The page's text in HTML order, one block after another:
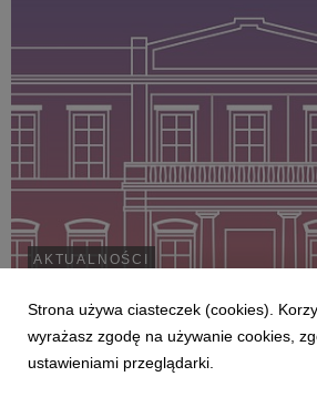
AKTUALNOŚCI
31 stycznia 2019
Po blisko półtorarocznych pracach
Mazowiecki Instytut Kultury wrócił
Strona używa ciasteczek (cookies).
wyrażasz zgodę na używanie cookies,
ustawieniami przeglądarki.